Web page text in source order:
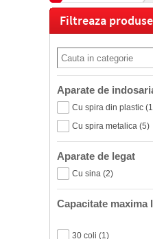
Filtreaza
Aparate de
Cu spira din plastic
Cu spira metalica (5)
Aparate de legat
Cu sina (2)
Capacitate maxima
30 coli (1)